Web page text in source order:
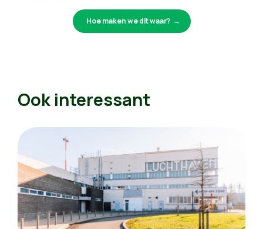
Hoe maken we dit waar?
Ook interessant